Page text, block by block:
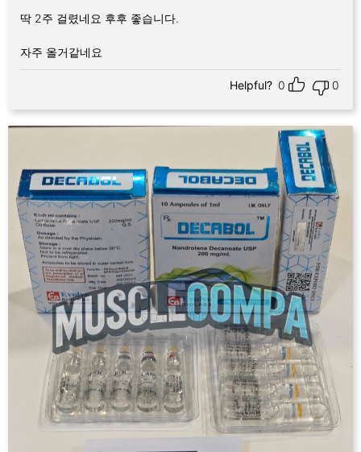
딱 2주 걸렸네요 후후 좋습니다.
자주 올거같네요
Helpful? 0 0